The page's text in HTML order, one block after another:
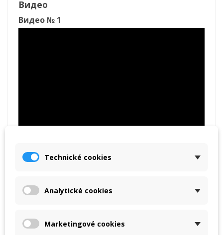
Видео
Видео № 1
Видео № 2
Technické cookies
Analytické cookies
Marketingové cookies